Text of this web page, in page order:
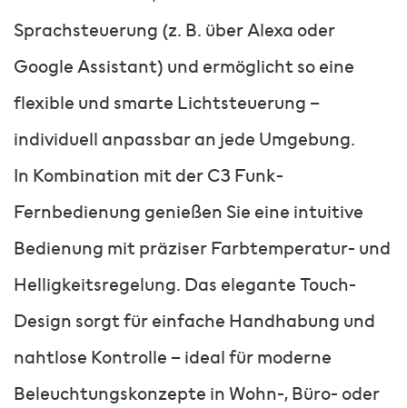
Sprachsteuerung (z. B. über Alexa oder
Google Assistant) und ermöglicht so eine
flexible und smarte Lichtsteuerung –
individuell anpassbar an jede Umgebung.
In Kombination mit der C3 Funk-
Fernbedienung genießen Sie eine intuitive
Bedienung mit präziser Farbtemperatur- und
Helligkeitsregelung. Das elegante Touch-
Design sorgt für einfache Handhabung und
nahtlose Kontrolle – ideal für moderne
Beleuchtungskonzepte in Wohn-, Büro- oder